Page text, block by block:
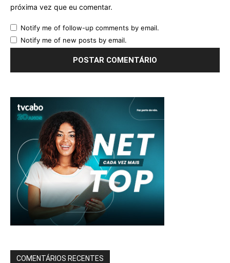
próxima vez que eu comentar.
Notify me of follow-up comments by email.
Notify me of new posts by email.
COMENTÁRIOS RECENTES